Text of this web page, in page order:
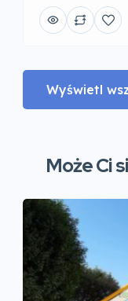
Wyświetl
Może Ci